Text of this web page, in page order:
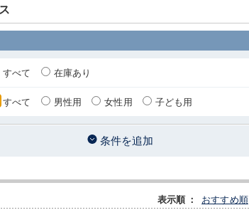
すべて 在庫あり
すべて 男性用 女性用 子ども用
条件を追加
表示順 ： おすすめ順